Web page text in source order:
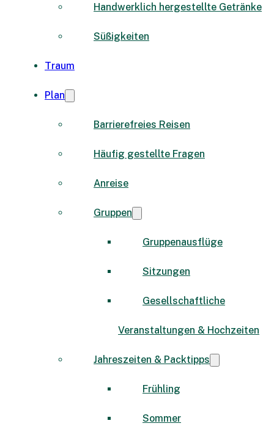
Handwerklich hergestellte Getränke
Süßigkeiten
Traum
Plan
Barrierefreies Reisen
Häufig gestellte Fragen
Anreise
Gruppen
Gruppenausflüge
Sitzungen
Gesellschaftliche
Veranstaltungen & Hochzeiten
Jahreszeiten & Packtipps
Frühling
Sommer